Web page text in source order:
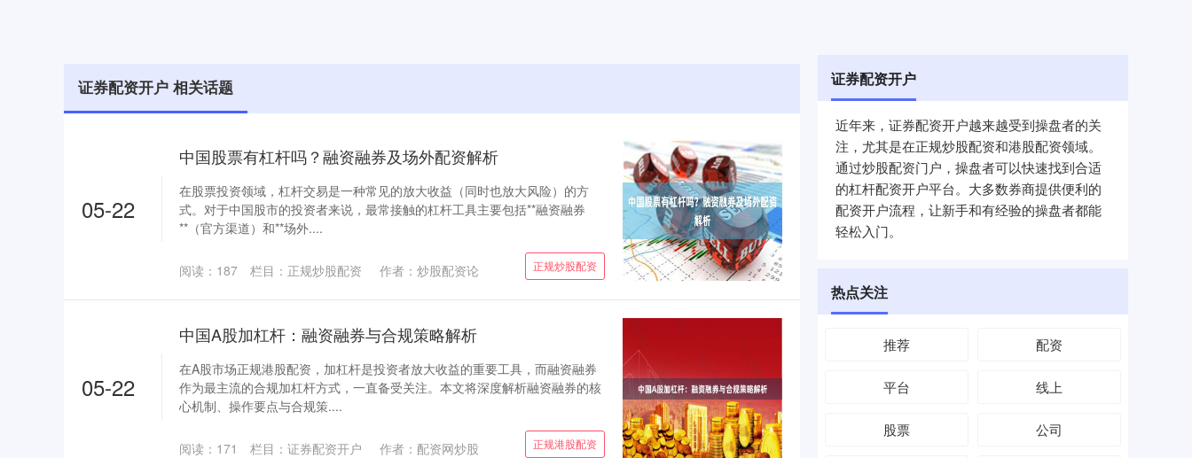
证券配资开户 相关话题
05-22
中国股票有杠杆吗？融资融券及场外配资解析
在股票投资领域，杠杆交易是一种常见的放大收益（同时也放大风险）的方
式。对于中国股市的投资者来说，最常接触的杠杆工具主要包括**融资融券
**（官方渠道）和**场外....
正规炒股配资
作者：炒股配资论
阅读： 187 栏目： 正规炒股配资
05-22
中国A股加杠杆：融资融券与合规策略解析
在A股市场正规港股配资，加杠杆是投资者放大收益的重要工具，而融资融券
作为最主流的合规加杠杆方式，一直备受关注。本文将深度解析融资融券的核
心机制、操作要点与合规策....
正规港股配资
作者：配资网炒股
阅读： 171 栏目： 证券配资开户
证券配资开户
近年来，证券配资开户越来越受到操盘者的关
注，尤其是在正规炒股配资和港股配资领域。
通过炒股配资门户，操盘者可以快速找到合适
的杠杆配资开户平台。大多数券商提供便利的
配资开户流程，让新手和有经验的操盘者都能
轻松入门。
热点关注
推荐 配资
平台 线上
股票 公司